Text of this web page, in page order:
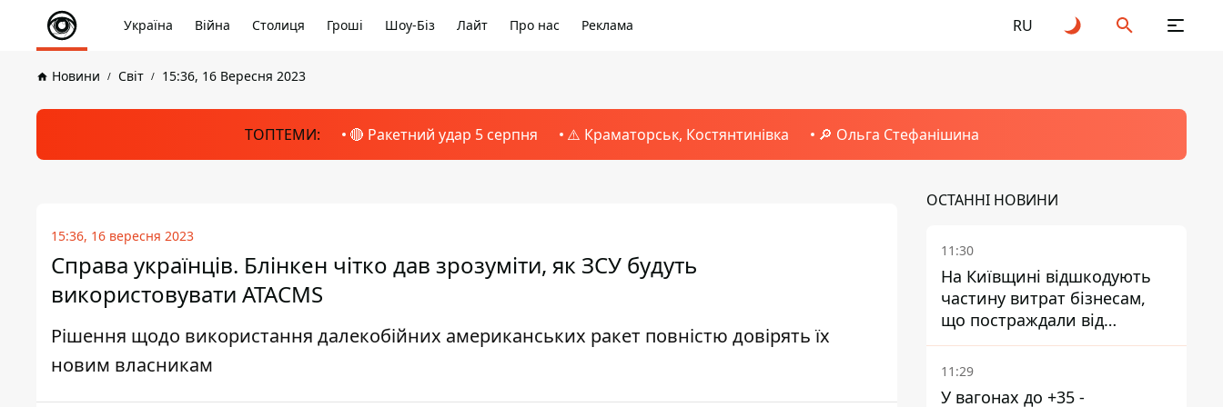
Україна Війна Столиця Гроші Шоу-Біз Лайт Про нас Реклама RU
Новини Світ 15:36, 16 Вересня 2023
ТОПТЕМИ: 🔴 Ракетний удар 5 серпня ⚠️ Краматорськ, Костянтинівка 🔎 Ольга Стефанішина
15:36, 16 вересня 2023
Справа українців. Блінкен чітко дав зрозуміти, як ЗСУ будуть
використовувати ATACMS
Рішення щодо використання далекобійних американських ракет повністю довірять їх
новим власникам
ОСТАННІ НОВИНИ
11:30
На Київщині відшкодують
частину витрат бізнесам,
що постраждали від
прильотів ракет
11:29
У вагонах до +35 -